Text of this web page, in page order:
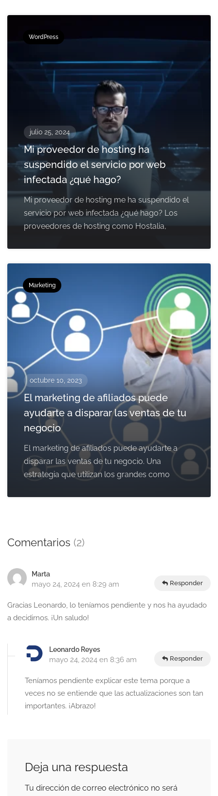
WordPress
julio 25, 2024
Mi proveedor de hosting ha
suspendido el servicio por web
infectada ¿qué hago?
Mi proveedor de hosting me ha suspendido el
servicio por web infectada ¿qué hago? Los
proveedores de hosting como Hostalia,
Marketing
octubre 10, 2023
El marketing de afiliados puede
ayudarte a disparar las ventas de tu
negocio
El marketing de afiliados puede ayudarte a
disparar las ventas de tu negocio. Una
estrategia que utilizan los grandes como
Comentarios (2)
Marta
mayo 24, 2024 en 8:29 am Responder
Gracias Leonardo, lo teníamos pendiente y nos ha ayudado
a decidirnos. ¡Un saludo!
Leonardo Reyes
mayo 24, 2024 en 8:36 am Responder
Teníamos pendiente explicar este tema porque a
veces no se entiende que las actualizaciones son tan
importantes. ¡Abrazo!
Deja una respuesta
Tu dirección de correo electrónico no será